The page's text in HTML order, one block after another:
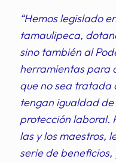
“Hemos legislado
tamaulipeca,
sino también al
herramientas para
que no sea tratada
tengan igualdad
protección laboral.
las y los maestros,
serie de